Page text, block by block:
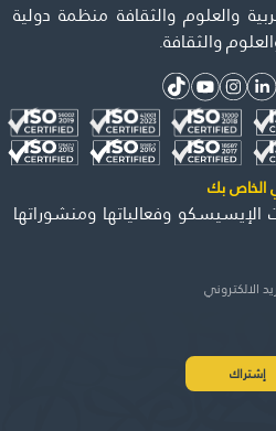
والعلوم والثقافة منظمة دولية
والثقافة.
الخاص بك
الإيسيسكو وفعالياتها ومنشوراتها